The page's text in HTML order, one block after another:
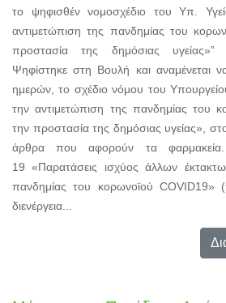
το ψηφισθέν νομοσχέδιο του Υπ.
αντιμετώπιση της πανδημίας του
προστασία της δημόσιας υγείας»”
Ψηφίστηκε στη Βουλή και αναμένεται
ημερών, το σχέδιο νόμου του
την αντιμετώπιση της πανδημίας του
την προστασία της δημόσιας υγείας»,
άρθρα που αφορούν τα φαρμακεία.
19 «Παρατάσεις ισχύος άλλων
πανδημίας του κορωνοϊού COVID19»
διενέργεια...